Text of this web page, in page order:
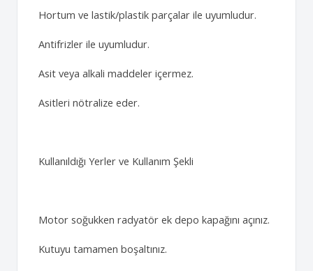
Hortum ve lastik/plastik parçalar ile uyumludur.
Antifrizler ile uyumludur.
Asit veya alkali maddeler içermez.
Asitleri nötralize eder.
Kullanıldığı Yerler ve Kullanım Şekli
Motor soğukken radyatör ek depo kapağını açınız.
Kutuyu tamamen boşaltınız.